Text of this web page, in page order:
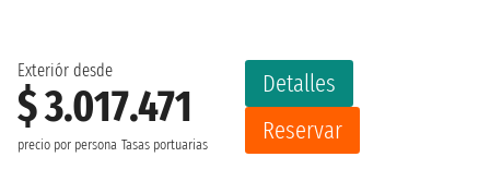
Exteriór desde
$ 3.017.471
precio por persona Tasas portuarias
Detalles
Reservar